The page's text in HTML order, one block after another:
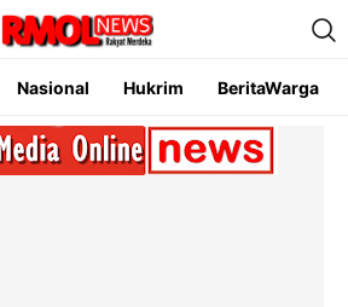
Nasional Hukrim BeritaWarga